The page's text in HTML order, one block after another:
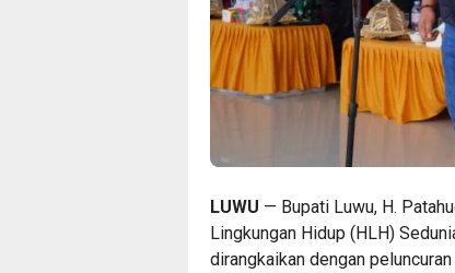
LUWU — Bupati Luwu, H.
Lingkungan Hidup (HLH)
dirangkaikan dengan